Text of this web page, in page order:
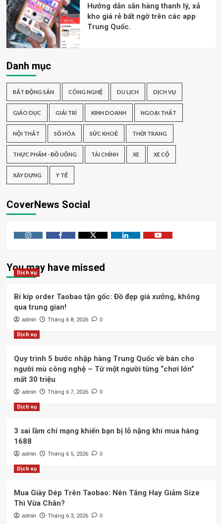
Hướng dẫn săn hàng thanh lý, xả
kho giá rẻ bất ngờ trên các app
Trung Quốc.
Danh mục
BẤT ĐỘNG SẢN CÔNG NGHỆ DU LỊCH DỊCH VỤ
GIÁO DỤC GIẢI TRÍ KINH DOANH NGOẠI THẤT
NỘI THẤT SỐ HÓA SỨC KHOẺ THỜI TRANG
THỰC PHẨM - ĐỒ UỐNG TÀI CHÍNH XE XE CỘ
XÂY DỰNG Y TẾ
CoverNews Social
You may have missed
Dịch vụ
Bí kíp order Taobao tận gốc: Đồ đẹp giá xưởng, không
qua trung gian!
admin Tháng 6 8, 2026 0
Dịch vụ
Quy trình 5 bước nhập hàng Trung Quốc về bán cho
người mù công nghệ – Từ một người từng “chơi lớn”
mất 30 triệu
admin Tháng 6 7, 2026 0
Dịch vụ
3 sai lầm chí mạng khiến bạn bị lỗ nặng khi mua hàng
1688
admin Tháng 6 5, 2026 0
Dịch vụ
Mua Giày Dép Trên Taobao: Nên Tăng Hay Giảm Size
Thì Vừa Chân?
admin Tháng 6 3, 2026 0